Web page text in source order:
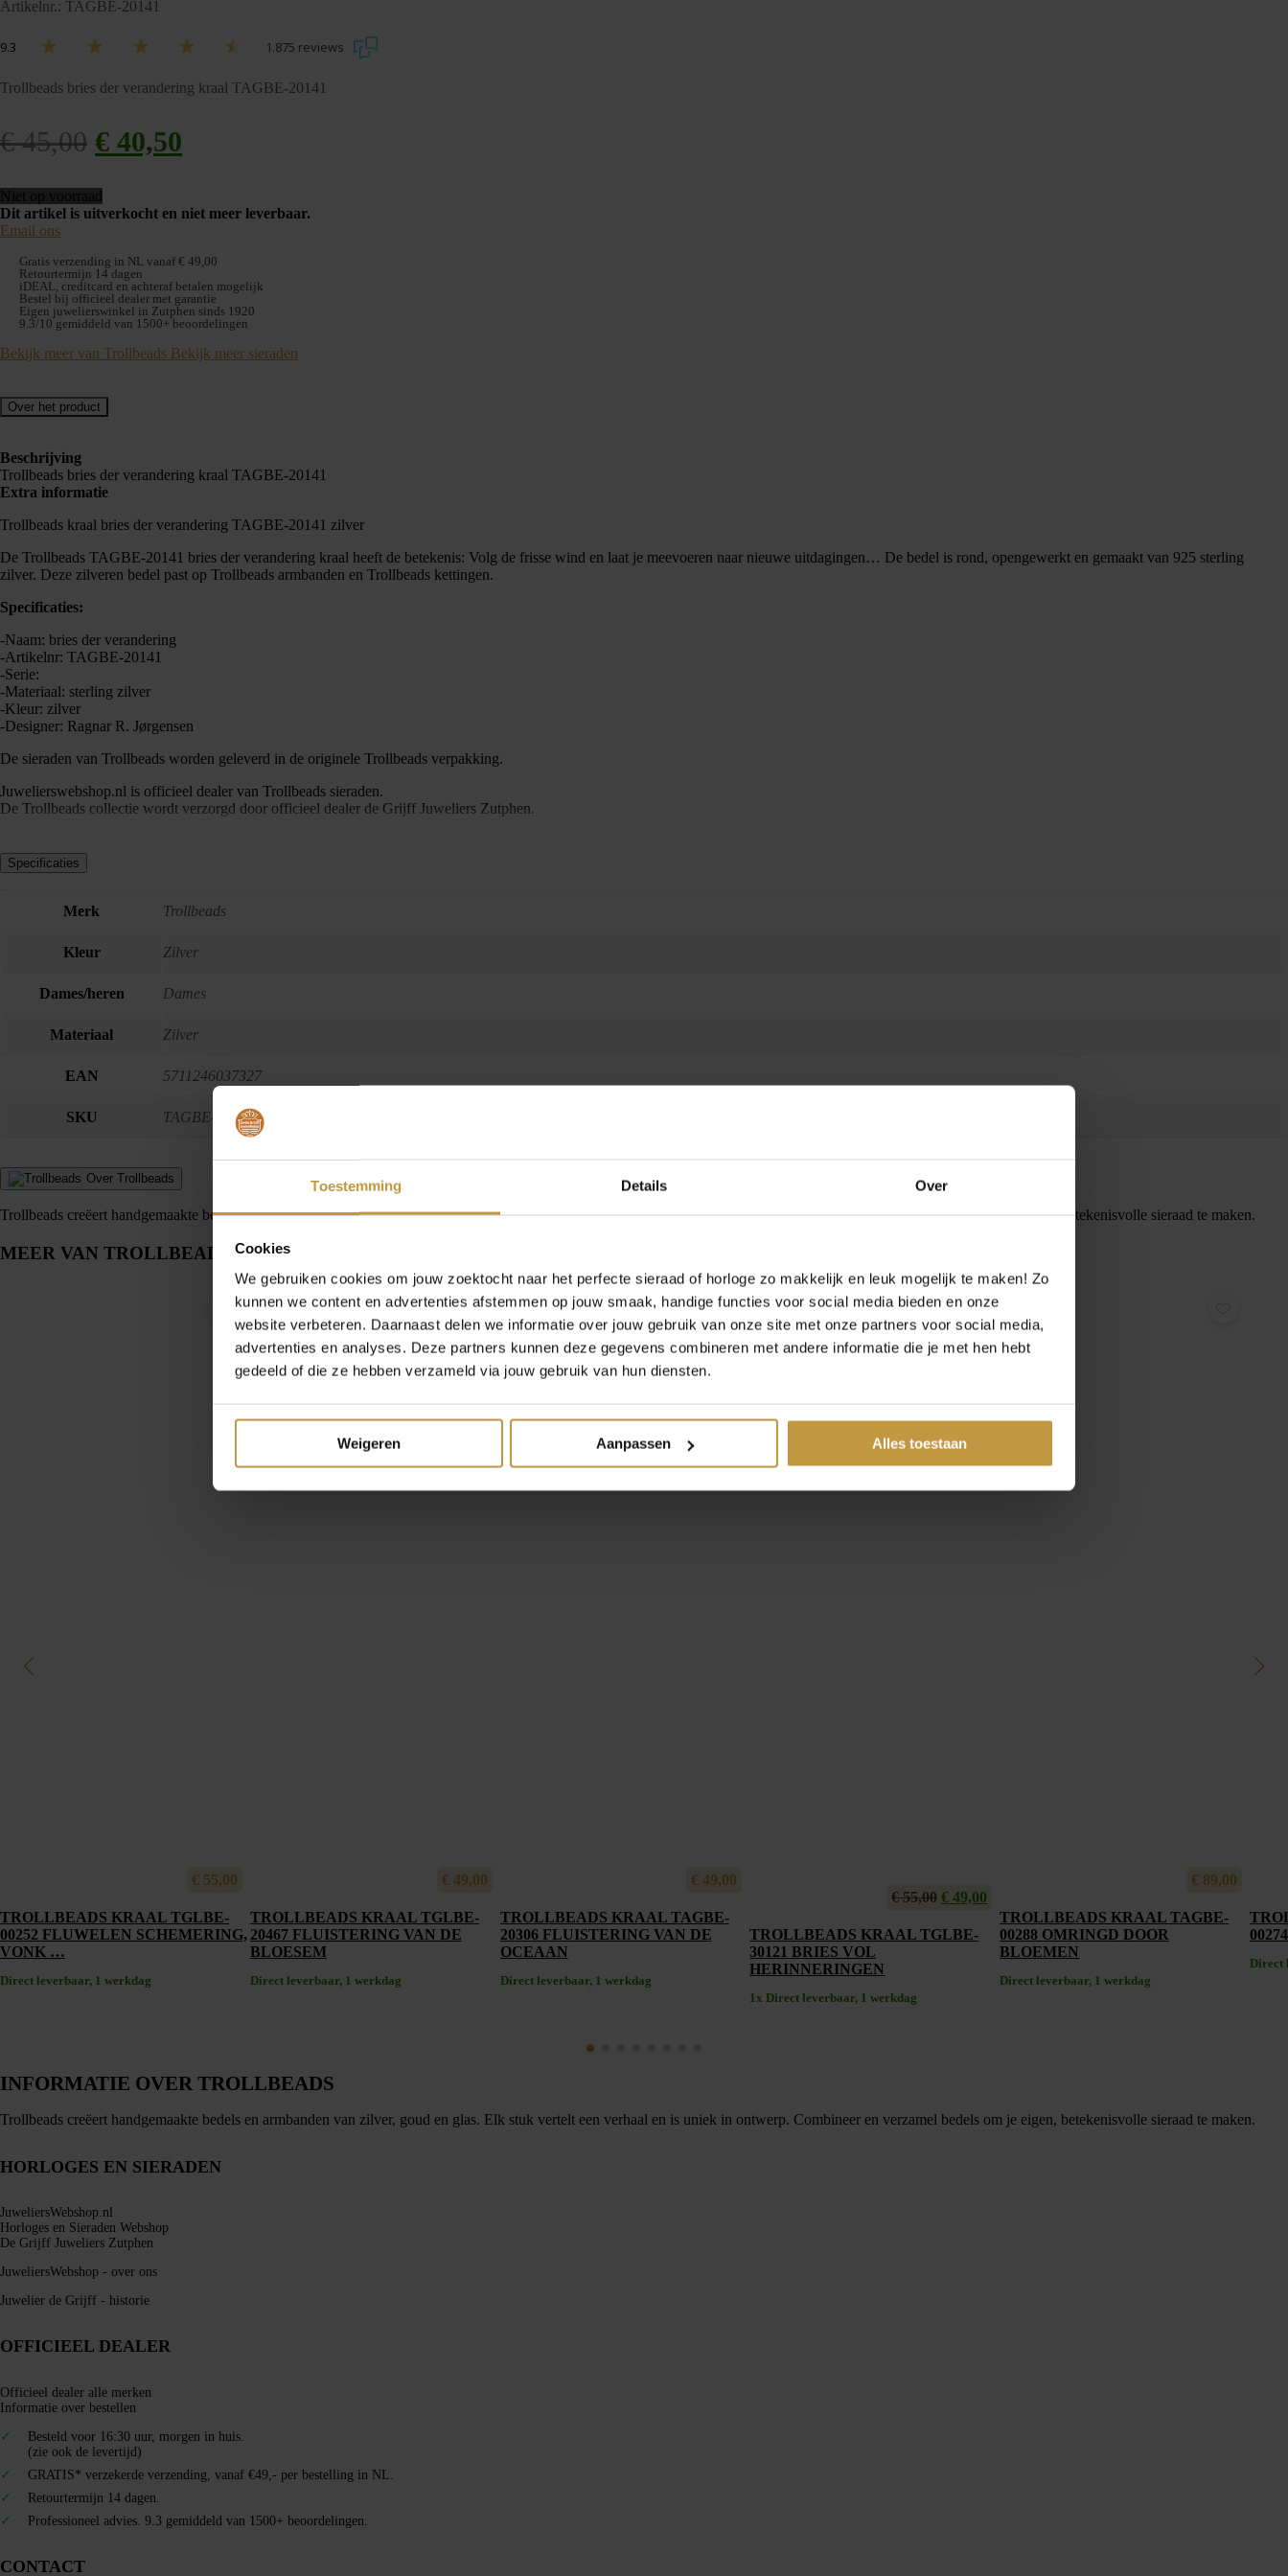
Toestemming Details Over
Cookies
We gebruiken cookies om jouw zoektocht naar het perfecte sieraad of horloge zo makkelijk en leuk mogelijk te maken! Zo
kunnen we content en advertenties afstemmen op jouw smaak, handige functies voor social media bieden en onze
website verbeteren. Daarnaast delen we informatie over jouw gebruik van onze site met onze partners voor social media,
advertenties en analyses. Deze partners kunnen deze gegevens combineren met andere informatie die je met hen hebt
gedeeld of die ze hebben verzameld via jouw gebruik van hun diensten.
Weigeren Aanpassen Alles toestaan
Artikelnr.: TAGBE-20141
9.3 1.875 reviews
Trollbeads bries der verandering kraal TAGBE-20141
€45,00 Oorspronkelijke
was:
€ 40,50
is:
Dit artikel is uitverkocht en niet meer leverbaar.
Email ons
Gratis verzending in NL vanaf € 49,00
Retourtermijn 14 dagen
iDEAL, creditcard en achteraf betalen mogelijk
Bestel bij officieel dealer met garantie
Eigen juwelierswinkel in Zutphen sinds 1920
9.3/10 gemiddeld van 1500+ beoordelingen
Bekijk meer van Trollbeads Bekijk meer sieraden
Over het product
Beschrijving
Trollbeads bries der verandering kraal TAGBE-20141
Extra informatie
Trollbeads kraal bries der verandering TAGBE-20141 zilver
De Trollbeads TAGBE-20141 bries der verandering kraal heeft de betekenis: Volg de frisse wind en laat je meevoeren naar nieuwe uitdagingen… De bedel is rond, opengewerkt en gemaakt van 925 sterling
zilver. Deze zilveren bedel past op Trollbeads armbanden en Trollbeads kettingen.
Specificaties:
-Naam: bries der verandering
-Artikelnr: TAGBE-20141
-Serie:
-Materiaal: sterling zilver
-Kleur: zilver
-Designer: Ragnar R. Jørgensen
De sieraden van Trollbeads worden geleverd in de originele Trollbeads verpakking.
Juwelierswebshop.nl is officieel dealer van Trollbeads sieraden.
De Trollbeads collectie wordt verzorgd door officieel dealer de Grijff Juweliers Zutphen.
Specificaties
Merk Trollbeads
Kleur Zilver
Dames/heren Dames
Materiaal Zilver
EAN 5711246037327
SKU TAGBE-20141
Over Trollbeads
Trollbeads creëert handgemaakte bedels en armbanden van zilver, goud en glas. Elk stuk vertelt een verhaal en is uniek in ontwerp. Combineer en verzamel bedels om je eigen, betekenisvolle sieraad te maken.
MEER VAN TROLLBEADS
€55,00
TROLLBEADS KRAAL TGLBE-
00252 FLUWELEN SCHEMERING,
VONK …
Direct leverbaar, 1 werkdag
€49,00
TROLLBEADS KRAAL TGLBE-
20467 FLUISTERING VAN DE
BLOESEM
Direct leverbaar, 1 werkdag
€ 49,00
TROLLBEADS KRAAL TAGBE-
20306 FLUISTERING VAN DE
OCEAAN
Direct leverbaar, 1 werkdag
€55,00 Oorspronkelijke
was:
€ 49,00
prijs
is:
€ 49,00.
TROLLBEADS KRAAL TGLBE-
30121 BRIES VOL
HERINNERINGEN
1x Direct leverbaar, 1 werkdag
€89,00
TROLLBEADS KRAAL TAGBE-
00288 OMRINGD DOOR
BLOEMEN
Direct leverbaar, 1 werkdag
Direct
INFORMATIE OVER TROLLBEADS
Trollbeads creëert handgemaakte bedels en armbanden van zilver, goud en glas. Elk stuk vertelt een verhaal en is uniek in ontwerp. Combineer en verzamel bedels om je eigen, betekenisvolle sieraad te maken.
HORLOGES EN SIERADEN
JuweliersWebshop.nl
Horloges en Sieraden Webshop
De Grijff Juweliers Zutphen
JuweliersWebshop - over ons
Juwelier de Grijff - historie
OFFICIEEL DEALER
Officieel dealer alle merken
Informatie over bestellen
Besteld voor 16:30 uur, morgen in huis.
(zie ook de levertijd)
GRATIS* verzekerde verzending, vanaf €49,- per bestelling in NL.
Retourtermijn 14 dagen.
Professioneel advies. 9.3 gemiddeld van 1500+ beoordelingen.
CONTACT